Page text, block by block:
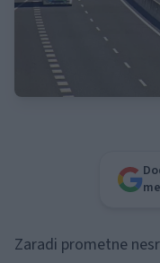
Zaradi prometne